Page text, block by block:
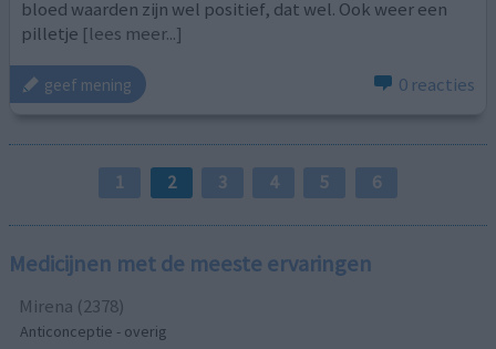
bloed waarden zijn wel positief, dat wel. Ook weer een
pilletje [lees meer...]
geef mening 0 reacties
1 2 3 4 5 6
Medicijnen met de meeste ervaringen
Mirena (2378)
Anticonceptie - overig